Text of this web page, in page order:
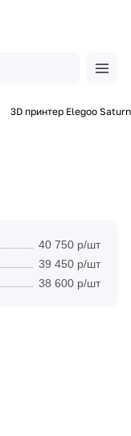
3D принтер Elegoo Saturn
40 750 р/шт
39 450 р/шт
38 600 р/шт